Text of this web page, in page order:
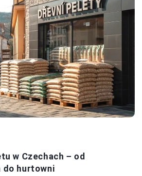
w Czechach – od
do hurtowni